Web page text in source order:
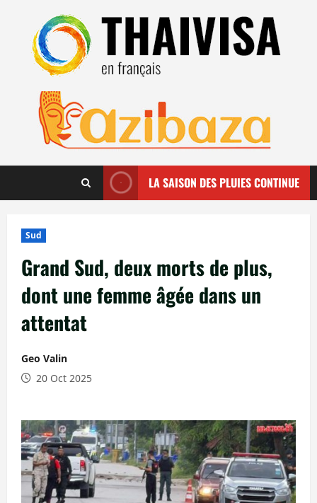
contenu
LA SAISON DES PLUIES CONTINUE
Sud
Grand Sud, deux morts de plus,
dont une femme âgée dans un
attentat
Geo Valin
20 Oct 2025